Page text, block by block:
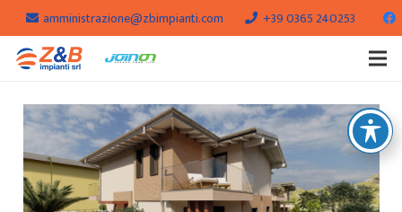
amministrazione@zbimpianti.com +39 0365 240253